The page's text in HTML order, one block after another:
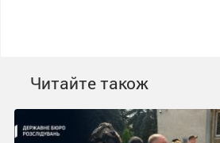
Читайте також